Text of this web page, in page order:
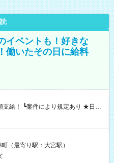
イベントも！好きな
働いたその日に給料
たその日に現金GET♪ お仕事後はコ
せます！ 【試用期間】試
（最寄り駅：大宮駅）